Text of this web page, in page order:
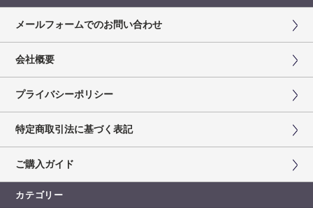
メールフォームでのお問い合わせ
会社概要
プライバシーポリシー
特定商取引法に基づく表記
ご購入ガイド
カテゴリー